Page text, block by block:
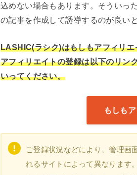
込めない場合もあります。そういっ
の記事を作成して誘導するのが良い
LASHIC(ラシク)はもしもアフィリ
アフィリエイトの登録は以下のリン
いってください。
もしも
ご登録状況などにより、管理画
れるサイトによって異なります